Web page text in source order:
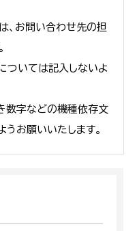
、お問い合わせ先の担
ついては記入しないよ
数字などの機種依存文
お願いいたします。